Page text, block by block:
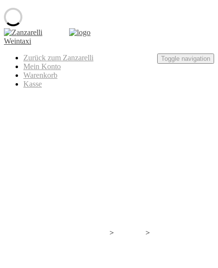
Skip
to
Weintaxi
Toggle navigation
Zurück zum Zanzarelli
Mein Konto
Warenkorb
Kasse
> >